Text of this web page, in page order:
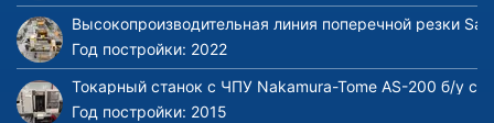
Высокопроизводительная линия поперечной резки
Год постройки: 2022
Токарный станок с ЧПУ Nakamura-Tome AS-200 б/у с
Год постройки: 2015